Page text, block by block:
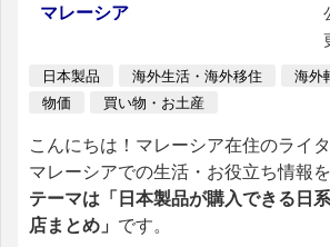
マレーシア
日本製品 海外生活・海外移住
海外
物価
買い物・お土産
こんにちは！マレーシア在住のライ
マレーシアでの生活・お役立ち情報
テーマは「日本製品が購入できる日
店まとめ」 です。